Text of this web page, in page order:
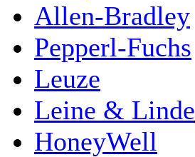
Allen-Bradley
Pepperl-Fuchs
Leuze
Leine & Linde
HoneyWell